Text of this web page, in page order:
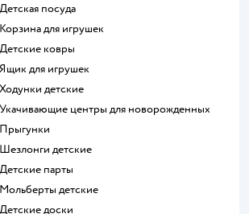
Детская посуда
Корзина для игрушек
Детские ковры
Ящик для игрушек
Ходунки детские
Укачивающие центры для новорожденных
Прыгунки
Шезлонги детские
Детские парты
Мольберты детские
Детские доски